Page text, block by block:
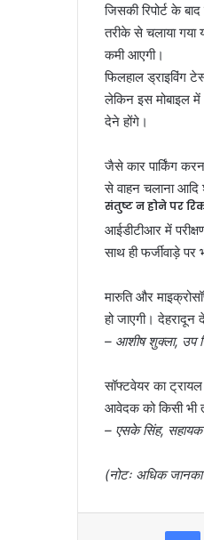
जिसकी रिपोर्ट के
तरीके से चलाया गया
कमी आएगी।
फिलहाल ड्राइविंग
लेकिन इस मोबाइल
देने होंगे।
जैसे कार पार्किंग
से वाहन चलाना आदि
संतुष्ट न होने पर
आईडीटीआर में
साथ ही फर्जीवाड़े
मारुति और
हो जाएगी।
– आशीष शुक्ला, उप
सॉफ्टवेयर का
आवेदक को किसी भी
– एसके सिंह,
(नोटः अधिक